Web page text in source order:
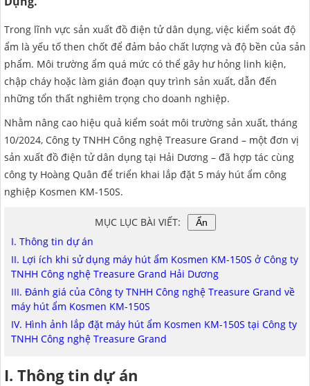
MÁY HÚT ẨM HARISON
MÁY HÚT ẨM AIRKO
MÁY HÚT ẨM FUJIHAIA
MÁY HÚT ẨM SHARP
MÁY HÚT ẨM EDISON
MÁY LỌC KHÔNG KHÍ FUJIE
MÁY LỌC KHÔNG KHÍ COWAY
MÁY LỌC KHÔNG KHÍ HITACHI
MÁY LỌC KHÔNG KHÍ PANASONIC
MÁY LỌC KHÔNG KHÍ Ô TÔ
MÁY HÚT ẨM HARISON
MÁY HÚT ẨM AIRKO
MÁY HÚT ẨM FUJIHAIA
MÁY HÚT ẨM SHARP
MÁY HÚT ẨM EDISON
TIN TỨC TỦ CHỐNG ẨM
THÔNG TIN VỀ ĐỘ ẨM
TIN TỨC QUẠT ĐỐI LƯU
ĐỒNG NAI
SƠN LA
AN GIANG
ĐỒNG THÁP
KHÁNH HÒA
HƯNG YÊN
ĐÀ LẠT
NINH BÌNH
NAM ĐỊNH
HÀ NỘI
Trong lĩnh vực sản xuất đồ điện tử dân dụng, việc kiểm soát độ
ẩm là yếu tố then chốt để đảm bảo chất lượng và độ bền của sản
phẩm. Môi trường ẩm quá mức có thể gây hư hỏng linh kiện,
chập cháy hoặc làm gián đoạn quy trình sản xuất, dẫn đến
những tổn thất nghiêm trọng cho doanh nghiệp.
Nhằm nâng cao hiệu quả kiểm soát môi trường sản xuất, tháng
10/2024, Công ty TNHH Công nghệ Treasure Grand – một đơn vị
sản xuất đồ điện tử dân dụng tại Hải Dương – đã hợp tác cùng
công ty Hoàng Quân để triển khai lắp đặt 5 máy hút ẩm công
nghiệp Kosmen KM-150S.
MỤC LỤC BÀI VIẾT: Ẩn
I. Thông tin dự án
II. Lợi ích khi sử dụng máy hút ẩm Kosmen KM-150S ở Công ty
TNHH Công nghệ Treasure Grand Hải Dương
III. Đánh giá của Công ty TNHH Công nghệ Treasure Grand về
máy hút ẩm Kosmen KM-150S
IV. Hình ảnh lắp đặt máy hút ẩm Kosmen KM-150S tại Công ty
TNHH Công nghệ Treasure Grand
I. Thông tin dự án